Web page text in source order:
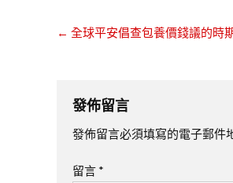
← 全球平安倡查包養價錢議的時
發佈留言
發佈留言必須填寫的電子郵件
留言 *